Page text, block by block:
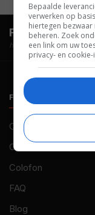
FilmTotaal.Hét
hosted by
FILMTOTAAL
Contact
Over ons
Colofon
FAQ
Blog
Bepaalde
verwerken op
hiertegen
beheren. Zoek
een link om uw
privacy- en